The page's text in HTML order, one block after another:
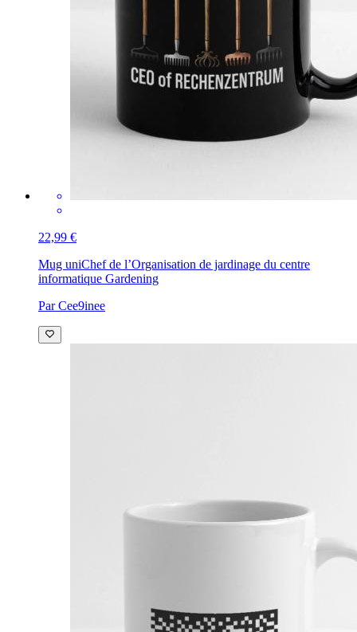
22,99 €
Mug uniChef de l’Organisation de jardinage du centre
informatique Gardening
Par Cee9inee